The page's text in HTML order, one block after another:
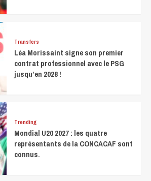
Transfers
Léa Morissaint signe son premier
contrat professionnel avec le PSG
jusqu’en 2028 !
Trending
Mondial U20 2027 : les quatre
représentants de la CONCACAF sont
connus.